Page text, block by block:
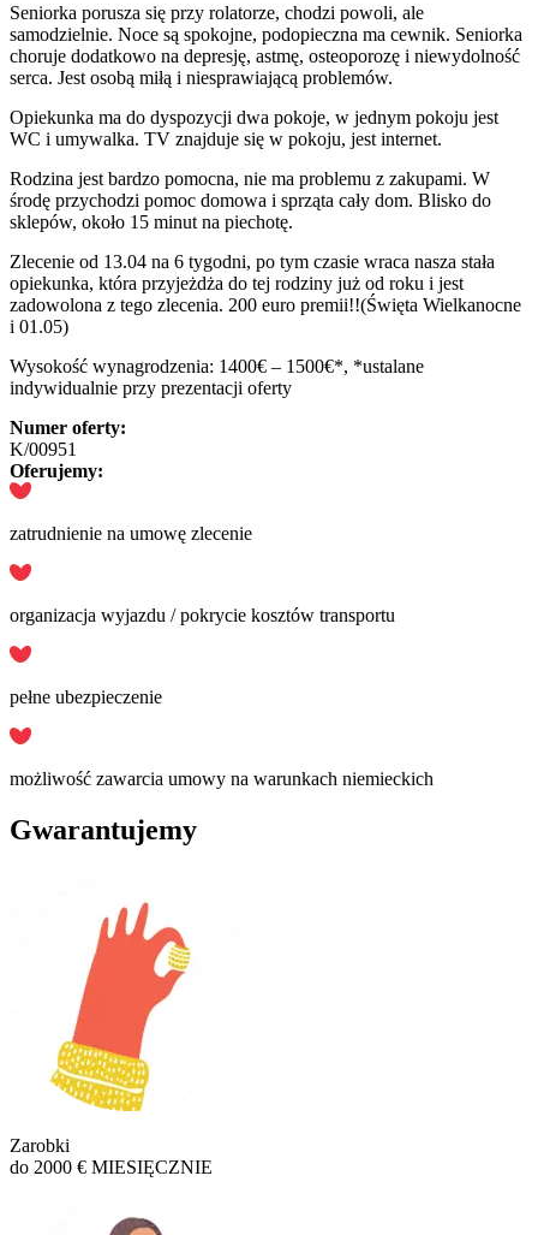
Seniorka porusza się przy rolatorze, chodzi powoli, ale
samodzielnie. Noce są spokojne, podopieczna ma cewnik. Seniorka
choruje dodatkowo na depresję, astmę, osteoporozę i niewydolność
serca. Jest osobą miłą i niesprawiającą problemów.
Opiekunka ma do dyspozycji dwa pokoje, w jednym pokoju jest
WC i umywalka. TV znajduje się w pokoju, jest internet.
Rodzina jest bardzo pomocna, nie ma problemu z zakupami. W
środę przychodzi pomoc domowa i sprząta cały dom. Blisko do
sklepów, około 15 minut na piechotę.
Zlecenie od 13.04 na 6 tygodni, po tym czasie wraca nasza stała
opiekunka, która przyjeżdża do tej rodziny już od roku i jest
zadowolona z tego zlecenia. 200 euro premii!!(Święta Wielkanocne
i 01.05)
Wysokość wynagrodzenia: 1400€ – 1500€*, *ustalane
indywidualnie przy prezentacji oferty
Numer oferty:
K/00951
Oferujemy:
zatrudnienie na umowę zlecenie
organizacja wyjazdu / pokrycie kosztów transportu
pełne ubezpieczenie
możliwość zawarcia umowy na warunkach niemieckich
Gwarantujemy
Zarobki
do 2000 € MIESIĘCZNIE